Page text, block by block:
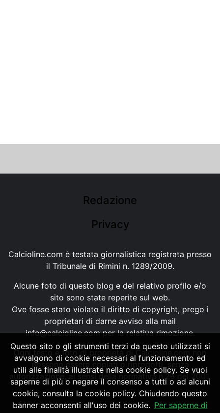
Redazione
Privacy
Calcioline.com è testata giornalistica registrata presso
il Tribunale di Rimini n. 1289/2009.
Alcune foto di questo blog e del relativo profilo e/o
sito sono state reperite sul web.
Ove fosse stato violato il diritto di copyright, prego i
proprietari di darne avviso alla mail
info@calcioline.comper la relativa rimozione.
Ogni testo e foto di proprietà di Calcioline.com non
possono essere copiati o riprodotti, senza
autorizzazione, ai sensi della normativa n.29 del 2001.
Questo sito o gli strumenti terzi da questo utilizzati si
avvalgono di cookie necessari al funzionamento ed
utili alle finalità illustrate nella cookie policy. Se vuoi
saperne di più o negare il consenso a tutti o ad alcuni
cookie, consulta la cookie policy. Chiudendo questo
banner acconsenti all'uso dei cookie. Per saperne di